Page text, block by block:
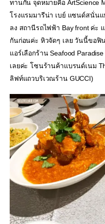
ทานกัน จุดหมายคือ ArtScience
โรงแรมมารีน่า เบย์ แซนด์สนั่น
ลง สถานีรถไฟฟ้า Bay front ค่ะ
กันก่อนค่ะ หิวจัดๆ เลย วันนี้ขอฟิ
แอร์เลือกร้าน Seafood
เลยค่ะ โซนร้านค้าแบรนด์เนม
ลิฟท์แถวบริเวณร้าน GUCCI)